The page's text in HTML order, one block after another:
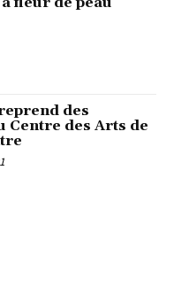
des
Centre des Arts de